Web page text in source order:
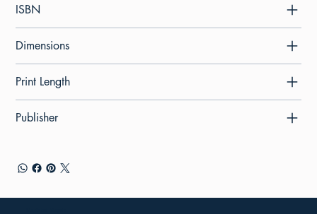
ISBN
Dimensions
Print Length
Publisher